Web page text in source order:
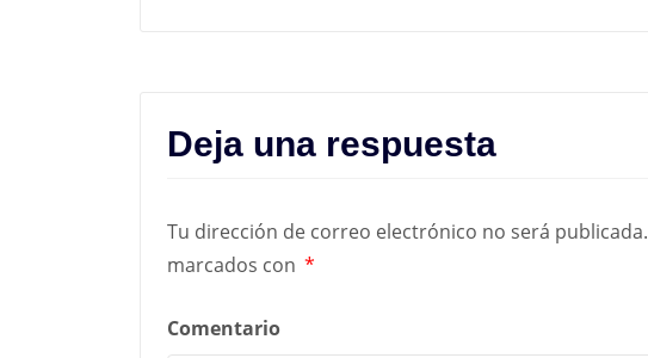
Deja una respuesta
Tu dirección de correo electrónico no será publicada.
marcados con *
Comentario